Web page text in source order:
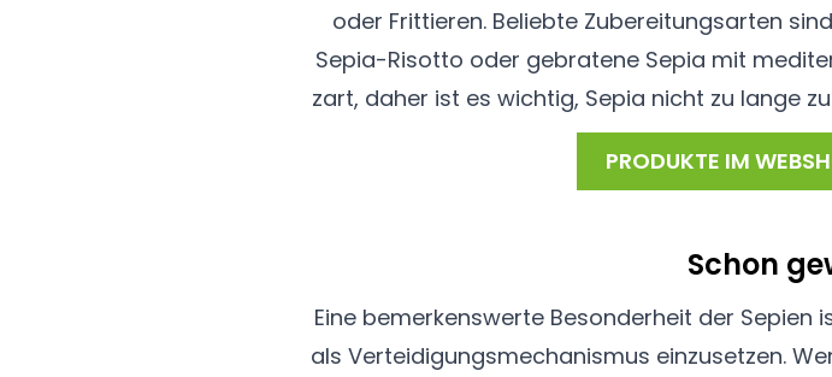
oder Frittieren. Beliebte Zubereitungsarten
Sepia-Risotto oder gebratene Sepia mit
zart, daher ist es wichtig, Sepia nicht zu lange
PRODUKTE IM
Schon
Eine bemerkenswerte Besonderheit der Sepien
als Verteidigungsmechanismus einzusetzen.